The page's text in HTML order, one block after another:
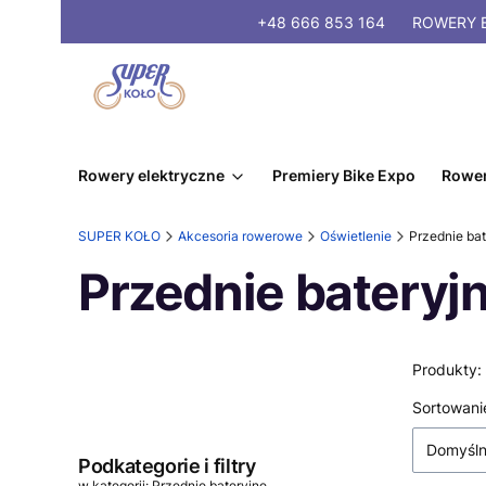
+48 666 853 164 ROWERY
Rowery elektryczne Premiery Bike Expo
SUPER KOŁO Akcesoria rowerowe Oświetlenie Przednie
Przednie
Podkategorie i filtry
Produkty:
Lista